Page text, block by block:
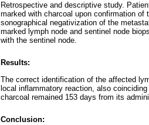
Retrospective and descriptive study.
marked with charcoal upon confirmation
sonographical negativization of the
marked lymph node and sentinel node
with the sentinel node.
Results:
The correct identification of the affected
local inflammatory reaction, also
charcoal remained 153 days from its
Conclusion: